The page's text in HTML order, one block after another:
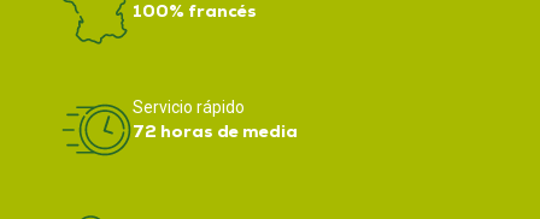
100% francés
Servicio rápido
72 horas de media